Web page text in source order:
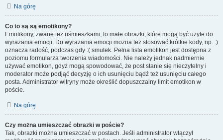
Na górę
Co to są są emotikony?
Emotikony, zwane też uśmieszkami, to małe obrazki, które mogą być użyte do
wyrażania emocji. Do wyrażania emocji można też stosować krótkie kody, np. :)
oznacza radość, podczas gdy :( smutek. Pełna lista emotikon jest dostępna z
poziomu formularza tworzenia wiadomości. Nie należy jednak nadmiernie
używać emotikon, gdyż mogą spowodować, że post stanie się nieczytelny i
moderator może podjąć decyzję o ich usunięciu bądź też usunięciu całego
posta. Administrator witryny może określić dopuszczalny limit emotikon w
poście.
Na górę
Czy można umieszczać obrazki w poście?
Tak, obrazki można umieszczać w postach. Jeśli administrator włączył